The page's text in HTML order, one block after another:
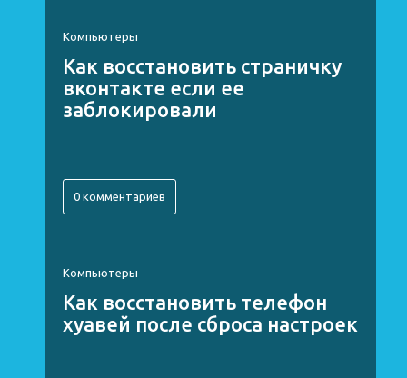
Компьютеры
Как восстановить страничку
вконтакте если ее
заблокировали
0 комментариев
Компьютеры
Как восстановить телефон
хуавей после сброса настроек